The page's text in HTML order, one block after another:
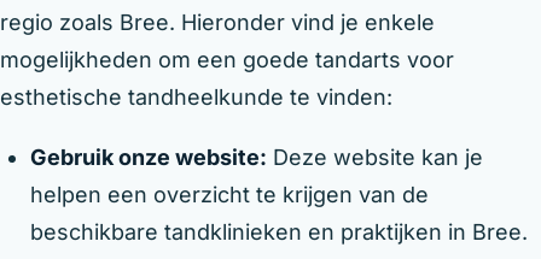
regio zoals Bree. Hieronder vind je enkele
mogelijkheden om een goede tandarts voor
esthetische tandheelkunde te vinden:
Gebruik onze website: Deze website kan je
helpen een overzicht te krijgen van de
beschikbare tandklinieken en praktijken in Bree.